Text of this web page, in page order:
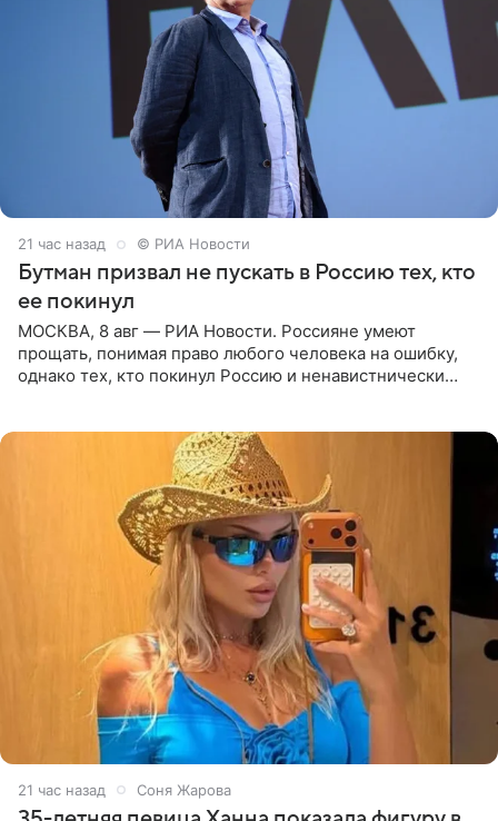
21 час назад © РИА Новости
Бутман призвал не пускать в Россию тех, кто
ее покинул
МОСКВА, 8 авг — РИА Новости. Россияне умеют
прощать, понимая право любого человека на ошибку,
однако тех, кто покинул Россию и ненавистнически
21 час назад Соня Жарова